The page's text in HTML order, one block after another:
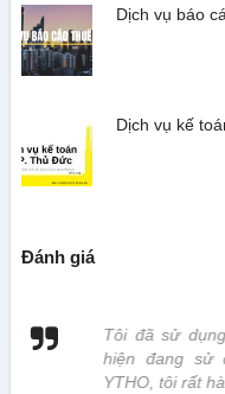
Dịch vụ báo
Dịch vụ kế
Đánh giá
Tôi đã sử
hiện đang sử
YTHO, tôi rất